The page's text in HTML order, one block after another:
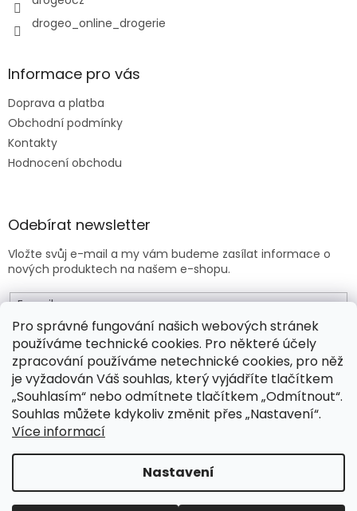
Pro správné fungování našich webových stránek
používáme technické cookies. Pro některé účely
zpracování používáme netechnické cookies, pro něž
je vyžadován Váš souhlas, který vyjádříte tlačítkem
„Souhlasím“ nebo odmítnete tlačítkem „Odmítnout“.
Souhlas můžete kdykoliv změnit přes „Nastavení“.
Více informací
Nastavení
drogeo_online_drogerie
Informace pro vás
Doprava a platba
Obchodní podmínky
Kontakty
Hodnocení obchodu
Odebírat newsletter
Vložte svůj e-mail a my vám budeme zasílat informace o
nových produktech na našem e-shopu.
E-mail
Vložením e-mailu souhlasíte sobchodními podmínkami .
PŘIHLÁSIT SE